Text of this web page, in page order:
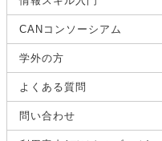
CANコンソーシアム
学外の方
よくある質問
問い合わせ